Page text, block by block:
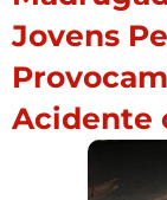
Jovens
Acidente